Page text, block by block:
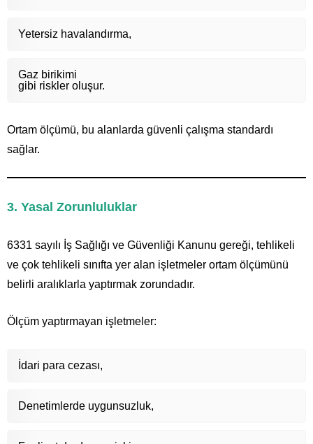
Yetersiz havalandırma,
Gaz birikimi
gibi riskler oluşur.
Ortam ölçümü, bu alanlarda güvenli çalışma standardı
sağlar.
3. Yasal Zorunluluklar
6331 sayılı İş Sağlığı ve Güvenliği Kanunu gereği, tehlikeli
ve çok tehlikeli sınıfta yer alan işletmeler ortam ölçümünü
belirli aralıklarla yaptırmak zorundadır.
Ölçüm yaptırmayan işletmeler:
İdari para cezası,
Denetimlerde uygunsuzluk,